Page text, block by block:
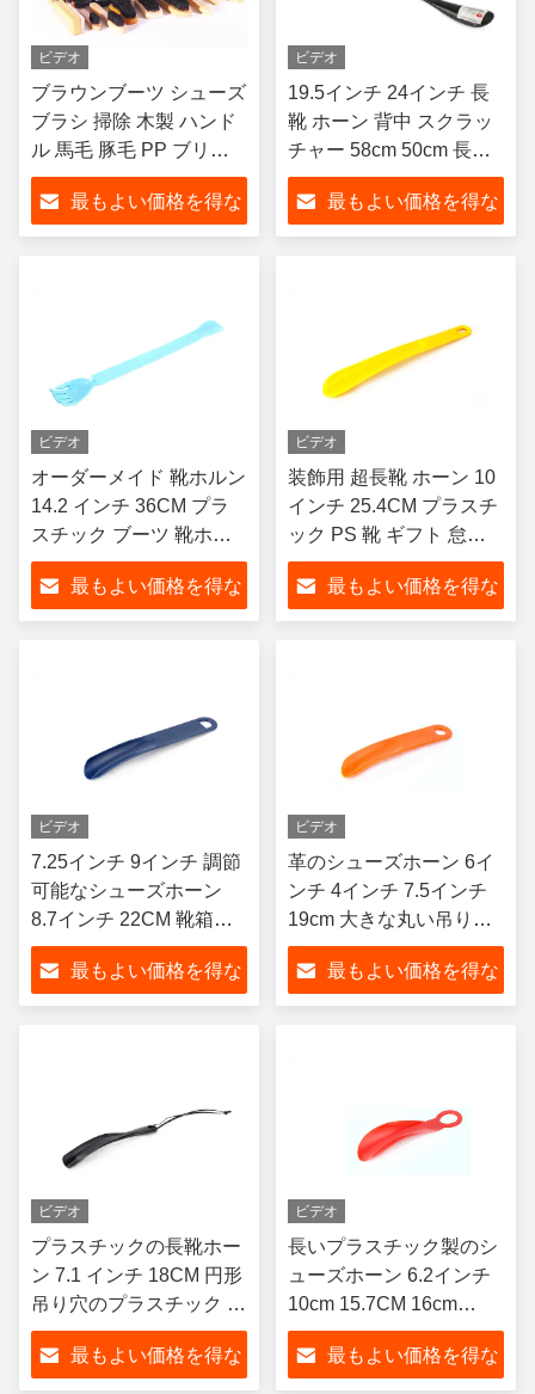
ビデオ
ブラウンブーツ シューズ
ブラシ 掃除 木製 ハンド
ル 馬毛 豚毛 PP ブリス
トル 磨き ブラシ サイズ
ブリストル 長さ
最もよい価格を得な
ビデオ
19.5インチ 24インチ 長
靴 ホーン 背中 スクラッ
チャー 58cm 50cm 長柄
靴 ヘルパー 妊活 生活支
援
最もよい価格を得な
ビデオ
オーダーメイド 靴ホルン
14.2 インチ 36CM プラ
スチック ブーツ 靴ホル
ン 2 IN 1 高齢者 ハンド
ル シューズ リファッタ
ー
最もよい価格を得な
ビデオ
装飾用 超長靴 ホーン 10
インチ 25.4CM プラスチ
ック PS 靴 ギフト 怠け
者 靴ヘルパー
最もよい価格を得な
ビデオ
7.25インチ 9インチ 調節
可能なシューズホーン
8.7インチ 22CM 靴箱に
入れて ライトキットアク
セサリー最もよい価格を得な
ビデオ
革のシューズホーン 6イ
ンチ 4インチ 7.5インチ
19cm 大きな丸い吊り穴
棚販売
最もよい価格を得な
ビデオ
プラスチックの長靴ホー
ン 7.1 インチ 18CM 円形
吊り穴のプラスチック 透
明
最もよい価格を得な
ビデオ
長いプラスチック製のシ
ューズホーン 6.2インチ
10cm 15.7CM 16cm
60cm シューズショップ
ギフト ワンカラー印刷
最もよい価格を得な